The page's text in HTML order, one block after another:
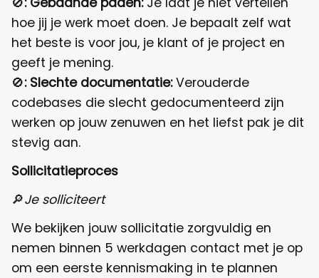
hoe jij je werk moet doen. Je bepaalt zelf wat
het beste is voor jou, je klant of je project en
geeft je mening.
🚫: Slechte documentatie:Verouderde
codebases die slecht gedocumenteerd zijn
werken op jouw zenuwen en het liefst pak je dit
stevig aan.
Sollicitatieproces
🔎Je solliciteert
We bekijken jouw sollicitatie zorgvuldig en
nemen binnen 5 werkdagen contact met je op
om een eerste kennismaking in te plannen